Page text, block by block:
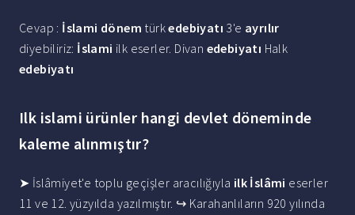
Cevap : İslami dönem türkedebiyatı 3'e ayrılır
diyebiliriz: İslami ilk eserler. Divan edebiyatı Halk
edebiyatı
Ilk islami ürünler hangi devlet döneminde
kaleme alınmıştır?
➤ İslâmiyet'e toplu geçişler aracılığıyla ilk İslâmi eserler
11 ve 12. yüzyılda yazılmıştır. ↪ Karahanlıların 920 yılında